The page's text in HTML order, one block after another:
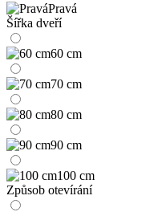
Pravá
Šířka dveří
60 cm
70 cm
80 cm
90 cm
100 cm
Způsob otevírání